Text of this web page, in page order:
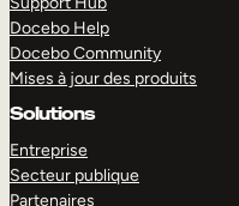
Docebo Help
Docebo Community
Mises à jour des produits
Solutions
Entreprise
Secteur publique
Partenaires